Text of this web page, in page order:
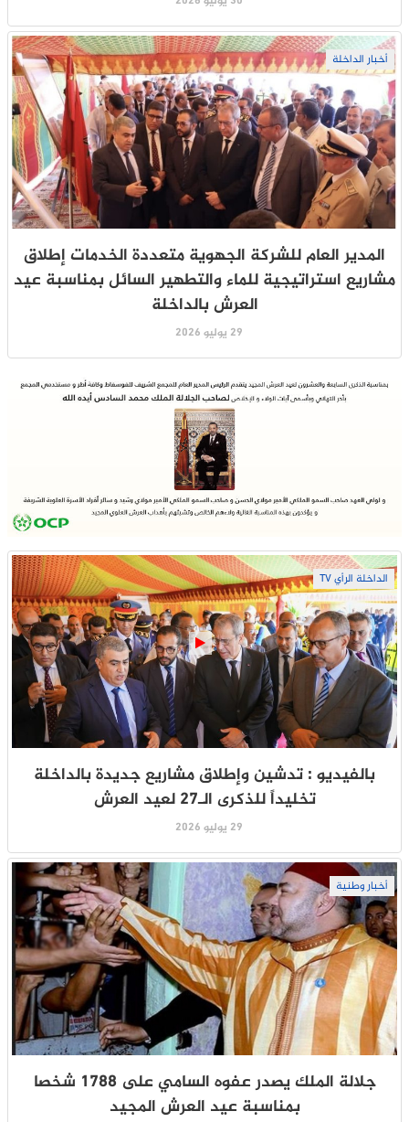
أخبار الداخلة
المدير العام للشركة الجهوية متعددة الخدمات إطلاق
مشاريع استراتيجية للماء والتطهير السائل بمناسبة عيد
العرش بالداخلة
29 يوليو 2026
الداخلة الرأي TV
بالفيديو : تدشين وإطلاق مشاريع جديدة بالداخلة
تخليداً للذكرى الـ27 لعيد العرش
29 يوليو 2026
أخبار وطنية
جلالة الملك يصدر عفوه السامي على 1788 شخصا
بمناسبة عيد العرش المجيد